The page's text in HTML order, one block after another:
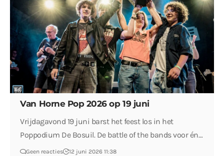
Van Horne Pop 2026 op 19 juni
Vrijdagavond 19 juni barst het feest los in het
Poppodium De Bosuil. De battle of the bands voor én…
Geen reacties 12 juni 2026 11:38